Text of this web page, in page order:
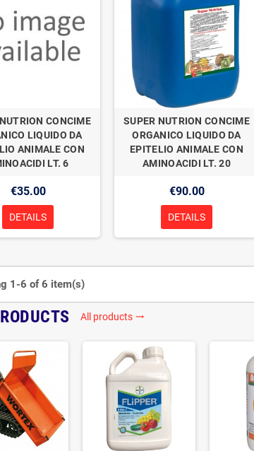
CONCIME
LIQUIDO DA
ANIMALE CON
LT. 6
€35.00
DETAILS
SUPER NUTRION CONCIME
ORGANICO LIQUIDO DA
EPITELIO ANIMALE CON
AMINOACIDI LT. 20
€90.00
DETAILS
1-6 of 6 item(s)
All products trending_flat